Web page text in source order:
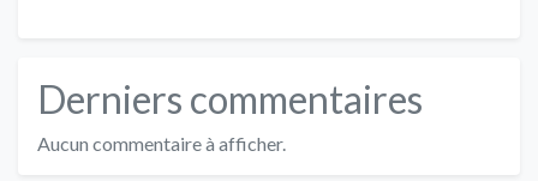
Derniers commentaires
Aucun commentaire à afficher.